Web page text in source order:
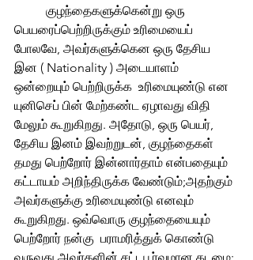
பெயரைப்பெற்றிருக்கும் உரிமையைப்
போலவே, அவர்களுக்கென ஒரு தேசிய
இன ( Nationality ) அடையாளம்
ஒன்றையும் பெற்றிருக்க  உரிமையுண்டு என
யுனிசெப் பின் மேற்கண்ட ஏழாவது விதி
மேலும் கூறுகிறது. அதோடு, ஒரு பெயர்,
தேசிய இனம் இவற்றுடன், குழந்தைகள்
தமது பெற்றோர் இன்னார்தாம் என்பதையும்
கட்டாயம் அறிந்திருக்க வேண்டும்;அதற்கும்
அவர்களுக்கு உரிமையுண்டு எனவும்
கூறுகிறது. ஒவ்வொரு குழந்தையையும்
பெற்றோர் நன்கு  பராமரித்துக் கொண்டு